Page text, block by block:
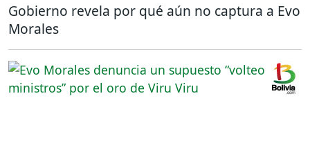
Gobierno revela por qué aún no captura a Evo
Morales